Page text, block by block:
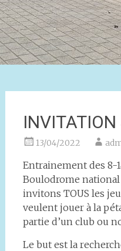
13/04/2022
Entrainement des 8-
Boulodrome national
invitons TOUS les
veulent jouer à la
partie d’un club ou
Le but est la